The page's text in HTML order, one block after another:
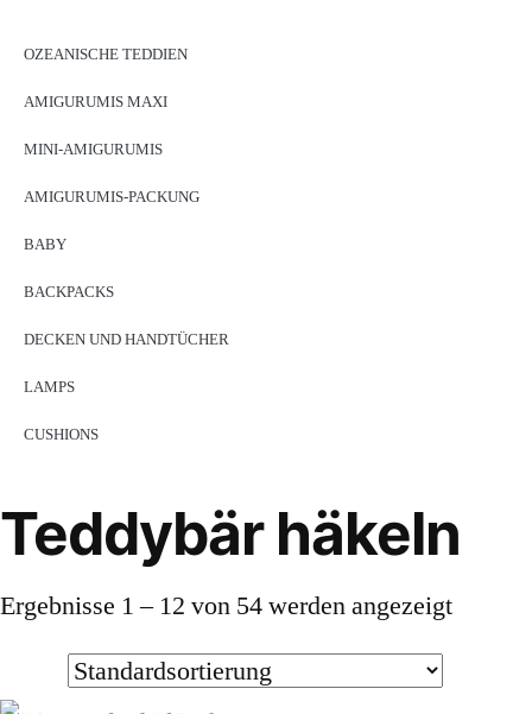
OZEANISCHE TEDDIEN
AMIGURUMIS MAXI
MINI-AMIGURUMIS
AMIGURUMIS-PACKUNG
BABY
BACKPACKS
DECKEN UND HANDTÜCHER
LAMPS
CUSHIONS
Teddybär häkeln
Ergebnisse 1 – 12 von 54 werden angezeigt